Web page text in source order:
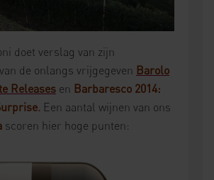
doet verslag van zijn
de onlangs vrijgegeven Barolo
Releases en Barbaresco 2014:
. Een aantal wijnen van ons
scoren hier hoge punten: